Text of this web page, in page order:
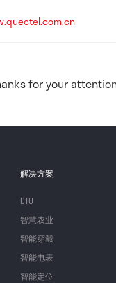
for your
解决方案
DTU
智慧农业
智能穿戴
智能电表
智能定位